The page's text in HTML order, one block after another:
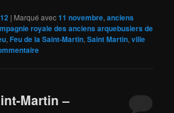
| Marqué avec11 novembre,anciens
royale des anciens arquebusiers de
,Feu de la Saint-Martin,Saint Martin,ville
Martin –